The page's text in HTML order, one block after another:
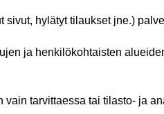
hylätyt tilaukset jne.)
ja henkilökohtaisten
tarvittaessa tai tilasto- ja